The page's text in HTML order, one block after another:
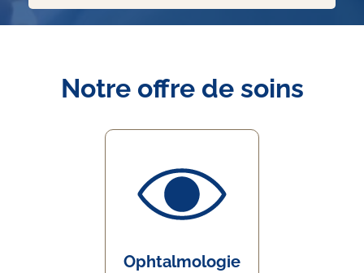
Notre offre de soins
Ophtalmologie